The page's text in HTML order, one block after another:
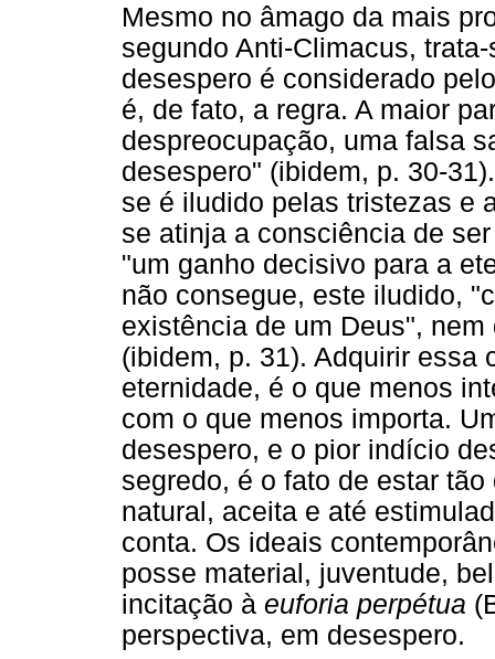
Mesmo no âmago da mais
segundo Anti-Climacus,
desespero é considerado
é, de fato, a regra. A maior
despreocupação, uma falsa
desespero" (ibidem, p. 30-
se é iludido pelas tristezas e
se atinja a consciência de
"um ganho decisivo para a
não consegue, este iludido,
existência de um Deus",
(ibidem, p. 31). Adquirir essa
eternidade, é o que menos
com o que menos importa.
desespero, e o pior indício
segredo, é o fato de estar
natural, aceita e até
conta. Os ideais
posse material, juventude,
incitação à euforia perpétua
perspectiva, em desespero.